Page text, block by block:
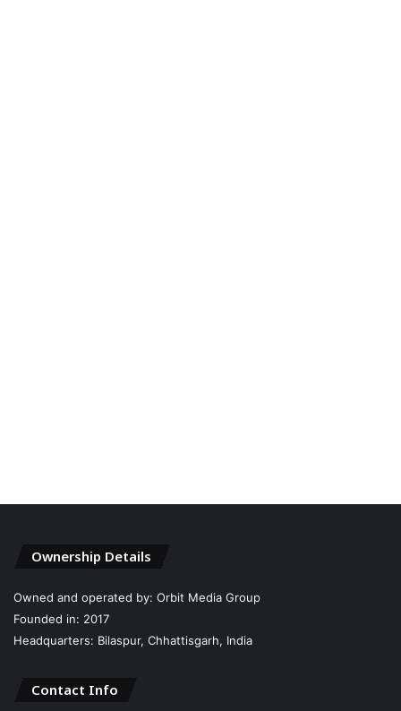
Ownership Details
Owned and operated by: Orbit Media Group
Founded in: 2017
Headquarters: Bilaspur, Chhattisgarh, India
Contact Info